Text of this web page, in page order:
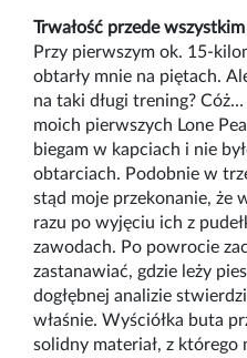
Trwałość przede wszystkim
Przy pierwszym ok. 15-
obtarły mnie na piętach.
na taki długi trening?
moich pierwszych Lone
biegam w kapciach i nie
obtarciach. Podobnie w
stąd moje przekonanie, że
razu po wyjęciu ich z
zawodach. Po powrocie
zastanawiać, gdzie leży
dogłębnej analizie
właśnie. Wyściółka buta
solidny materiał, z którego